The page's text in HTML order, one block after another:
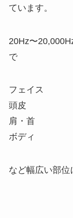
ています。
20Hz〜
で
フェイス
頭皮
肩・首
ボディ
など幅広い部位